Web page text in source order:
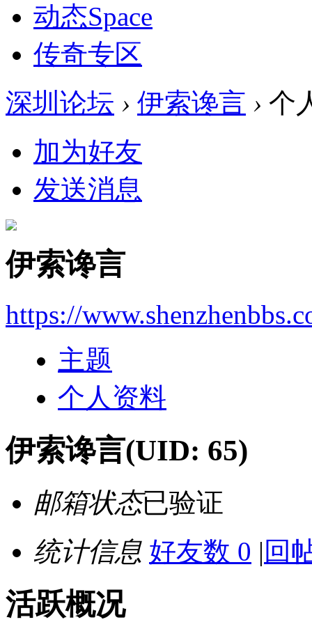
动态Space
传奇专区
深圳论坛 › 伊索谗言 › 个
加为好友
发送消息
伊索谗言
https://
主题
个人资料
伊索谗言(UID: 65)
邮箱状态已验证
统计信息 好友数 0 | 回
活跃概况